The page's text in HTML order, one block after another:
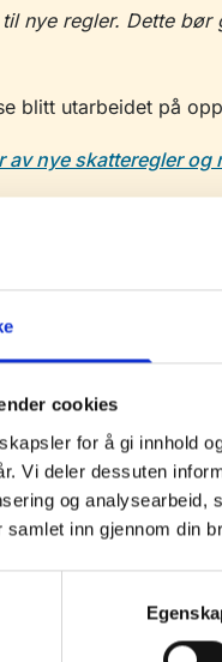
cookies
for å gi innhold
Vi deler dessuten
og analysearbeid,
inn gjennom din
nye regler. Dette
blitt utarbeidet på
av nye skatteregler
av konsekvenser
av ny
for ny